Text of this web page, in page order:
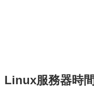
Linux服務器時